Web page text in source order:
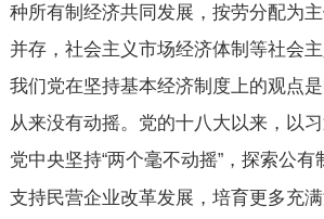
种所有制经济共同发展，按劳分配为
并存，社会主义市场经济体制等社会主
我们党在坚持基本经济制度上的观点
从来没有动摇。党的十八大以来，以
党中央坚持“两个毫不动摇”，探索公有
支持民营企业改革发展，培育更多充满